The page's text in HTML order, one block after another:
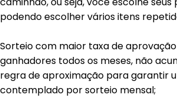
podendo escolher vários itens
Sorteio com maior taxa de aprovação
ganhadores todos os meses, não
regra de aproximação para garantir
contemplado por sorteio mensal;